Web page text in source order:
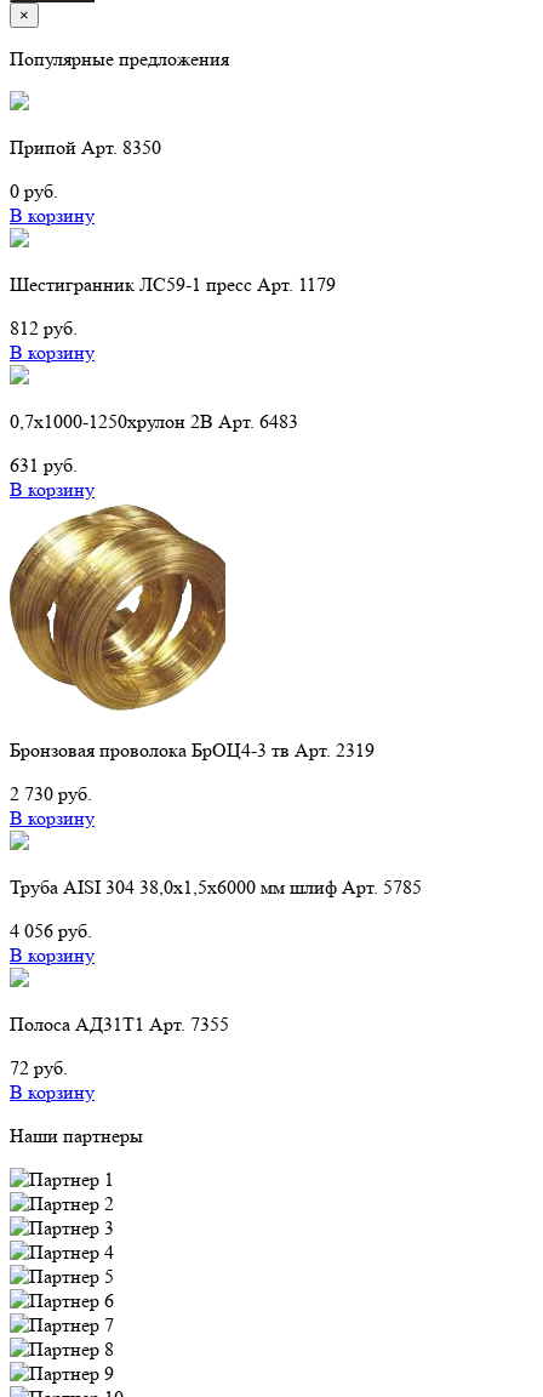
×
Популярные предложения
Припой Арт. 8350
0 руб.
В корзину
Шестигранник ЛС59-1 пресс Арт. 1179
812 руб.
В корзину
0,7х1000-1250хрулон 2B Арт. 6483
631 руб.
В корзину
Бронзовая проволока БрОЦ4-3 тв Арт. 2319
2 730 руб.
В корзину
Труба AISI 304 38,0х1,5х6000 мм шлиф Арт. 5785
4 056 руб.
В корзину
Полоса АД31Т1 Арт. 7355
72 руб.
В корзину
Наши партнеры